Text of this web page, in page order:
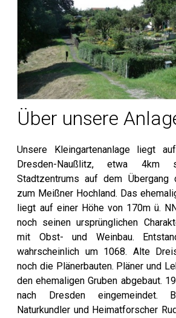
Über unsere
Unsere Kleingartenanlage liegt
Dresden-Naußlitz, etwa 4km
Stadtzentrums auf dem Übergang
zum Meißner Hochland. Das
liegt auf einer Höhe von 170m ü.
noch seinen ursprünglichen
mit Obst- und Weinbau.
wahrscheinlich um 1068. Alte
noch die Plänerbauten. Pläner und
den ehemaligen Gruben abgebaut.
nach Dresden eingemeindet.
Naturkundler und Heimatforscher